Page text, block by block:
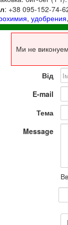
: +38 095-152-74-
,удобрения
Ми не
Від
E-mail
Тема
Message